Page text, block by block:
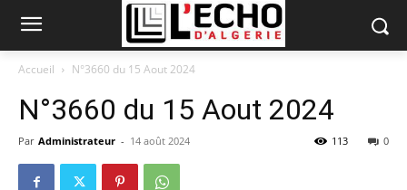
Accueil N°3660 du 15 Aout 2024
N°3660 du 15 Aout 2024
Par Administrateur - 14 août 2024 0
113